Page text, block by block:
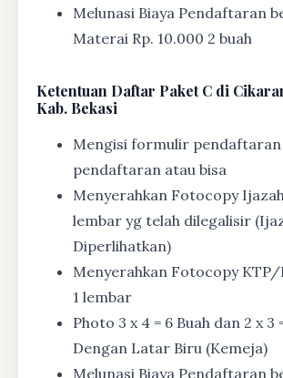
Melunasi Biaya Pendaftaran
Materai Rp. 10.000 2 buah
Ketentuan Daftar Paket C di
Kab. Bekasi
Mengisi formulir
pendaftaran atau bisa
Menyerahkan Fotocopy
lembar yg telah dilegalisir
Diperlihatkan)
Menyerahkan Fotocopy KTP/
1 lembar
Photo 3 x 4 = 6 Buah dan 2 x 3
Dengan Latar Biru (Kemeja)
Melunasi Biaya Pendaftaran